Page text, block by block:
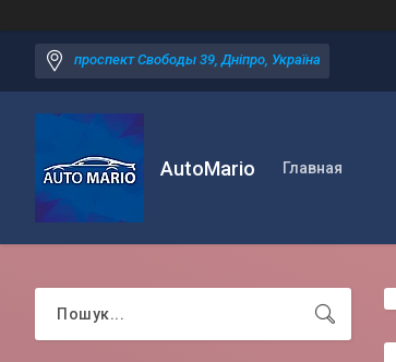
проспект Свободы 39, Дніпро, Україна
AutoMario Главная